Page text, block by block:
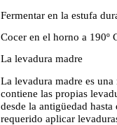
Fermentar en la estufa
Cocer en el horno a 190º
La levadura madre
La levadura madre es
contiene las propias
desde la antigüedad
requerido aplicar